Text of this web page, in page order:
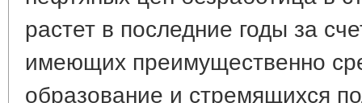
растет в последние годы за
имеющих преимущественно
образование и стремящихся